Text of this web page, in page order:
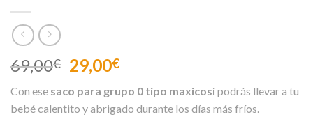
69,00€ El
precio
original
era:
29,00€El
actual
es:
Con ese saco para grupo 0 tipo maxicosipodrás llevar a tu
bebé calentito y abrigado durante los días más fríos.